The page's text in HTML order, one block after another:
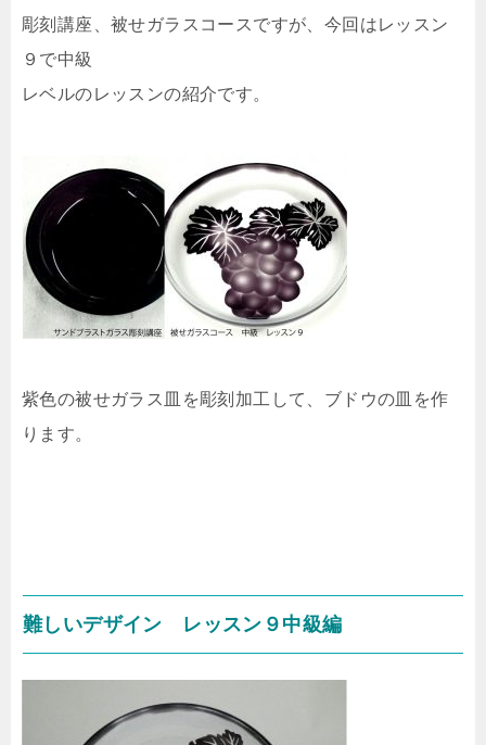
彫刻講座、被せガラスコースですが、今回はレッスン
９で中級
レベルのレッスンの紹介です。
紫色の被せガラス皿を彫刻加工して、ブドウの皿を作
ります。
難しいデザイン レッスン９中級編